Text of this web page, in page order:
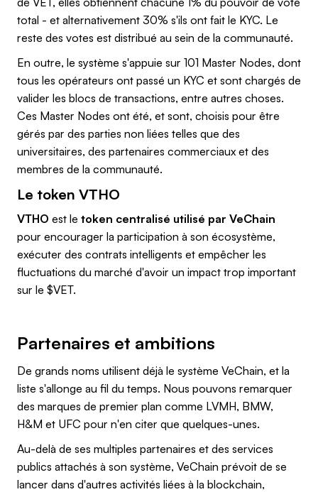
total - et alternativement 30% s'ils ont fait le KYC. Le
reste des votes est distribué au sein de la communauté.
En outre, le système s'appuie sur 101 Master Nodes, dont
tous les opérateurs ont passé un KYC et sont chargés de
valider les blocs de transactions, entre autres choses.
Ces Master Nodes ont été, et sont, choisis pour être
gérés par des parties non liées telles que des
universitaires, des partenaires commerciaux et des
membres de la communauté.
Le token VTHO
VTHO est le token centralisé utilisé par VeChain
pour encourager la participation à son écosystème,
exécuter des contrats intelligents et empêcher les
fluctuations du marché d'avoir un impact trop important
sur le $VET.
Partenaires et ambitions
De grands noms utilisent déjà le système VeChain, et la
liste s'allonge au fil du temps. Nous pouvons remarquer
des marques de premier plan comme LVMH, BMW,
H&M et UFC pour n'en citer que quelques-unes.
Au-delà de ses multiples partenaires et des services
publics attachés à son système, VeChain prévoit de se
lancer dans d'autres activités liées à la blockchain,